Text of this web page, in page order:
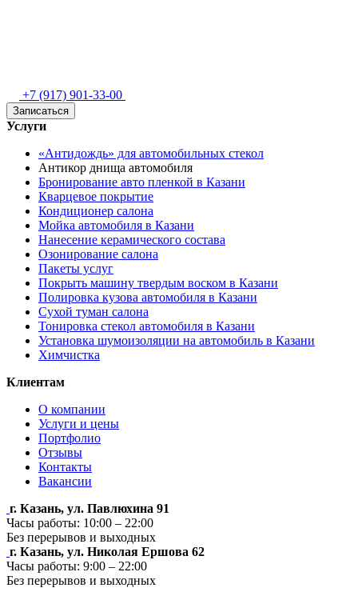
+7 (917) 901-33-00
Записаться
Услуги
«Антидождь» для автомобильных стекол
Антикор днища автомобиля
Бронирование авто пленкой в Казани
Кварцевое покрытие
Кондиционер салона
Мойка автомобиля в Казани
Нанесение керамического состава
Озонирование салона
Пакеты услуг
Покрыть машину твердым воском в Казани
Полировка кузова автомобиля в Казани
Сухой туман салона
Тонировка стекол автомобиля в Казани
Установка шумоизоляции на автомобиль в Казани
Химчистка
Клиентам
О компании
Услуги и цены
Портфолио
Отзывы
Контакты
Вакансии
г. Казань, ул. Павлюхина 91
Часы работы: 10:00 – 22:00
Без перерывов и выходных
г. Казань, ул. Николая Ершова 62
Часы работы: 9:00 – 22:00
Без перерывов и выходных